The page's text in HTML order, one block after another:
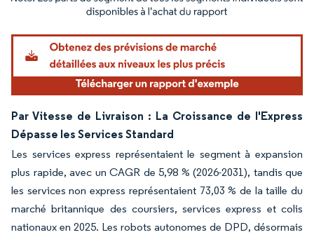
Image © Mordor Intelligence. La réutilisation nécessite une attribution sous CC BY
Par Vitesse de Livraison : La Croissance de l'Express
Dépasse les Services Standard
Les services express représentaient le segment à expansion
plus rapide, avec un CAGR de 5,98 % (2026-2031), tandis que
les services non express représentaient 73,03 % de la taille du
marché britannique des coursiers, services express et colis
nationaux en 2025. Les robots autonomes de DPD, désormais